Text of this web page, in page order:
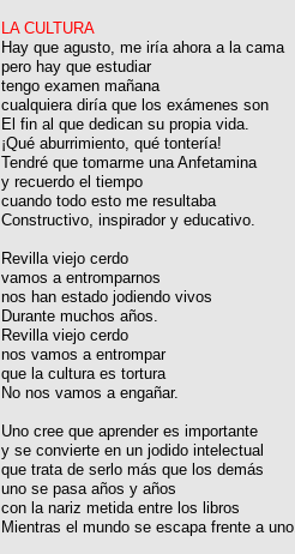
LA CULTURA
Hay que agusto, me iría ahora a la cama
pero hay que estudiar
tengo examen mañana
cualquiera diría que los exámenes son
El fin al que dedican su propia vida.
¡Qué aburrimiento, qué tontería!
Tendré que tomarme una Anfetamina
y recuerdo el tiempo
cuando todo esto me resultaba
Constructivo, inspirador y educativo.
Revilla viejo cerdo
vamos a entromparnos
nos han estado jodiendo vivos
Durante muchos años.
Revilla viejo cerdo
nos vamos a entrompar
que la cultura es tortura
No nos vamos a engañar.
Uno cree que aprender es importante
y se convierte en un jodido intelectual
que trata de serlo más que los demás
uno se pasa años y años
con la nariz metida entre los libros
Mientras el mundo se escapa frente a uno.